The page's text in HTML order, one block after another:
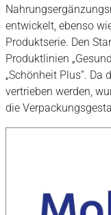
entwickelt, ebenso
Produktserie. Den
Produktlinien
„Schönheit Plus“.
vertrieben werden,
die